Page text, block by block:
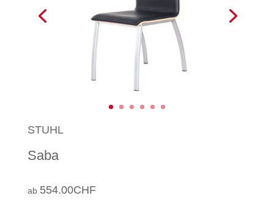
STUHL
Saba
554.00CHF